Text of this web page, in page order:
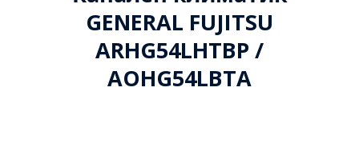
GENERAL FUJITSU
ARHG54LHTBP /
AOHG54LBTA